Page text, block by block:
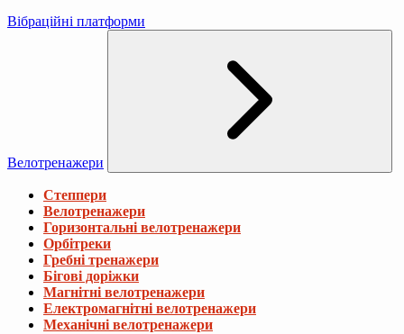
Вібраційні платформи
Велотренажери
Степпери
Велотренажери
Горизонтальні велотренажери
Орбітреки
Гребні тренажери
Бігові доріжки
Магнітні велотренажери
Електромагнітні велотренажери
Механічні велотренажери